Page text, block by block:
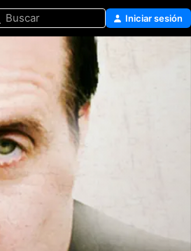
Buscar Iniciar sesión